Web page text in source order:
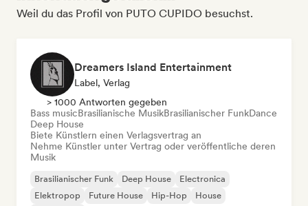
Weil du das Profil von PUTO CUPIDO besuchst.
Dreamers Island Entertainment
Label, Verlag
> 1000 Antworten gegeben
Bass musicBrasilianische MusikBrasilianischer FunkDance
Deep House
Biete Künstlern einen Verlagsvertrag an
Nehme Künstler unter Vertrag oder veröffentliche deren
Musik
Brasilianischer Funk Deep House
Electronica
Elektropop
Future House Hip-Hop House